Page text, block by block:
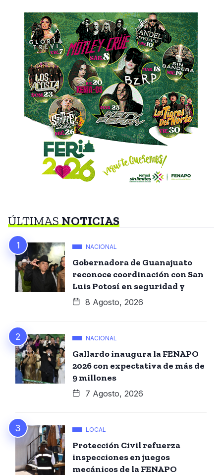
ÚLTIMASNOTICIAS
NACIONAL
Gobernadora de Guanajuato
reconoce coordinación con San
Luis Potosí en seguridad y
8 Agosto, 2026
NACIONAL
Gallardo inaugura la FENAPO
2026 con expectativa de más de
9 millones
7 Agosto, 2026
LOCAL
Protección Civil refuerza
inspecciones en juegos
mecánicos de la FENAPO